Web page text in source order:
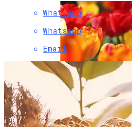
Whatsapp
Whatsapp
Email